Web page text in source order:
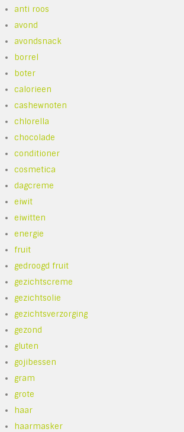
anti roos
avond
avondsnack
borrel
boter
calorieen
cashewnoten
chlorella
chocolade
conditioner
cosmetica
dagcreme
eiwit
eiwitten
energie
fruit
gedroogd fruit
gezichtscreme
gezichtsolie
gezichtsverzorging
gezond
gluten
gojibessen
gram
grote
haar
haarmasker